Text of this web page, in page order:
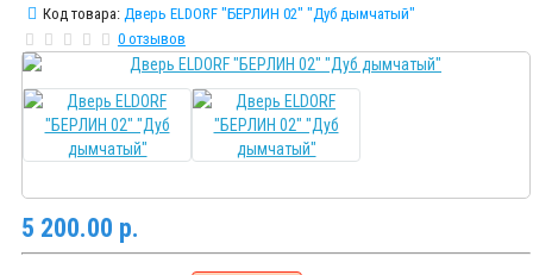
Код товара: Дверь ELDORF "БЕРЛИН 02" "Дуб дымчатый"
0 отзывов
5 200.00 р.